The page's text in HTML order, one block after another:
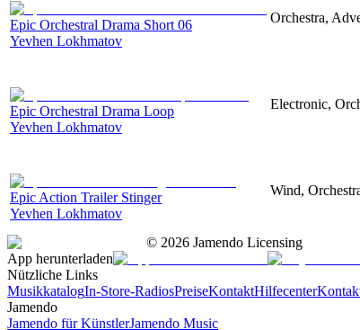
Epic Orchestral Drama Short 06
Yevhen Lokhmatov
Orchestra,
Epic Orchestral Drama Loop
Yevhen Lokhmatov
Electronic,
Epic Action Trailer Stinger
Yevhen Lokhmatov
Wind,
© 2026 Jamendo Licensing
App herunterladen
Nützliche Links
MusikkatalogIn-Store-RadiosPreiseKontaktHilfecenter
Jamendo
Jamendo für KünstlerJamendo Music